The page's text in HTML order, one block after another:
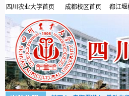
四川农业大学首页 成都校区首页 都江堰